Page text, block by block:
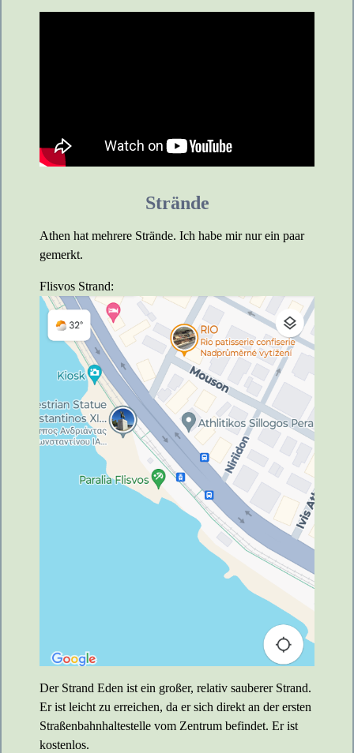
Strände
Athen hat mehrere Strände. Ich habe mir nur ein paar
gemerkt.
Flisvos Strand:
Der Strand Eden ist ein großer, relativ sauberer Strand.
Er ist leicht zu erreichen, da er sich direkt an der ersten
Straßenbahnhaltestelle vom Zentrum befindet. Er ist
kostenlos.